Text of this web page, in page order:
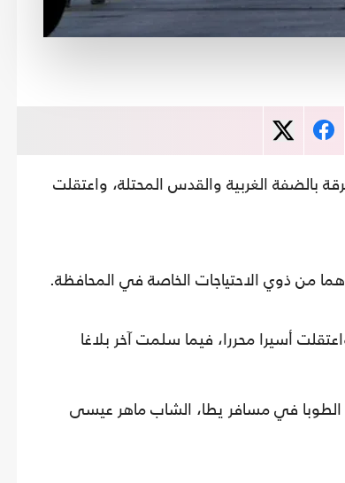
بالضفة الغربية والقدس المحتلة، واعتقلت
من ذوي الاحتياجات الخاصة في المحافظة.
أسيرا محررا، فيما سلمت آخر بلاغا
الطوبا في مسافر يطا، الشاب ماهر عيسى